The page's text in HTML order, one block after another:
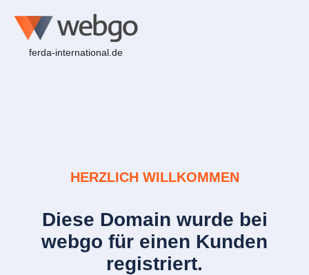
ferda-international.de
HERZLICH WILLKOMMEN
Diese Domain wurde bei
webgo für einen Kunden
registriert.